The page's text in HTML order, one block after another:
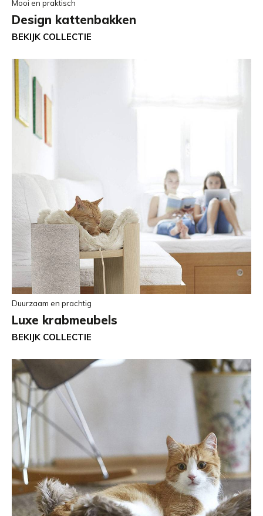
Mooi en praktisch
Design kattenbakken
BEKIJK COLLECTIE
Duurzaam en prachtig
Luxe krabmeubels
BEKIJK COLLECTIE